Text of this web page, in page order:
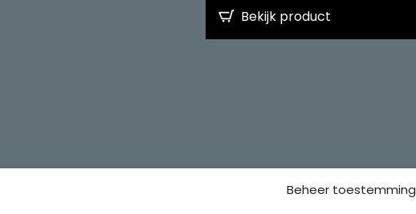
Beheer toestemming
Bekijk product